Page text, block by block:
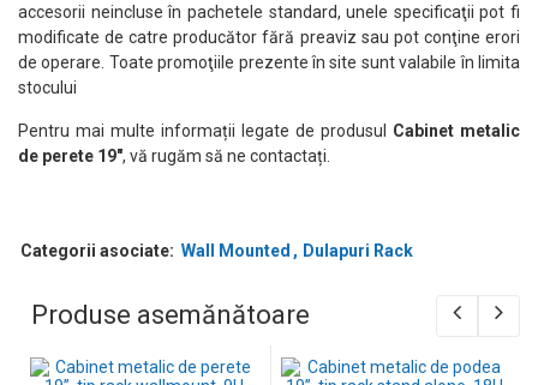
accesorii neincluse în pachetele standard, unele specificaţii pot fi
modificate de catre producător fără preaviz sau pot conţine erori
de operare. Toate promoţiile prezente în site sunt valabile în limita
stocului
Pentru mai multe informații legate de produsul Cabinet metalic
de perete 19", vă rugăm să ne contactați.
Categorii asociate: Wall Mounted Dulapuri Rack
Produse asemănătoare